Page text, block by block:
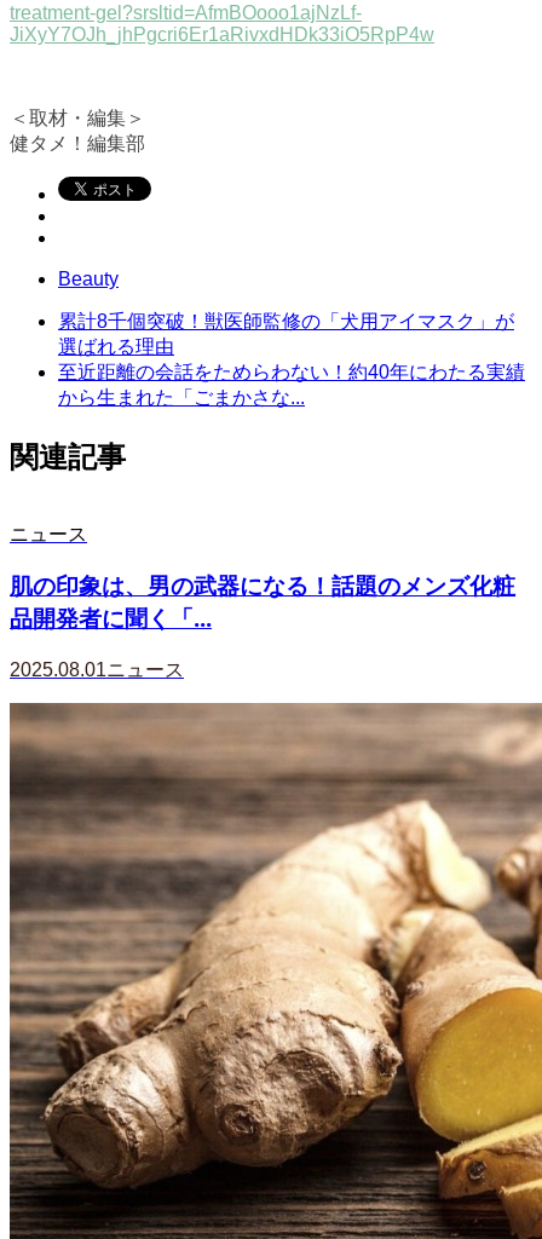
treatment-gel?srsltid=AfmBOooo1ajNzLf-
JiXyY7OJh_jhPgcri6Er1aRivxdHDk33iO5RpP4w
＜取材・編集＞
健タメ！編集部
Beauty
累計8千個突破！獣医師監修の「犬用アイマスク」が
選ばれる理由
至近距離の会話をためらわない！約40年にわたる実績
から生まれた「ごまかさな...
関連記事
ニュース
肌の印象は、男の武器になる！話題のメンズ化粧
品開発者に聞く「...
2025.08.01ニュース